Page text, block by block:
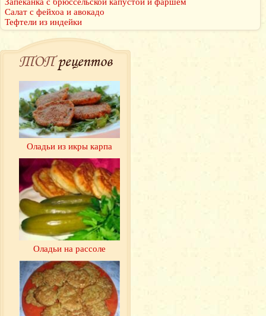
Салат с фейхоа и авокадо
Тефтели из индейки
ТОПрецептов
Оладьи из икры карпа
Оладьи на рассоле